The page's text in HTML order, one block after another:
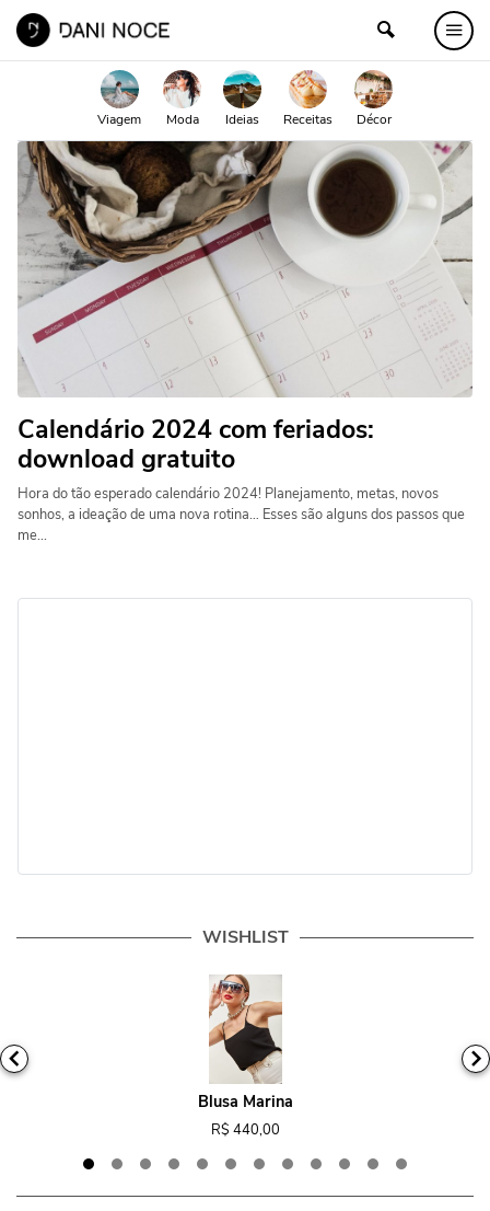
Viagem Moda Ideias Receitas Décor
Calendário 2024 com feriados:
download gratuito
Hora do tão esperado calendário 2024! Planejamento, metas, novos
sonhos, a ideação de uma nova rotina… Esses são alguns dos passos que
me...
WISHLIST
Blusa Marina
R$ 440,00